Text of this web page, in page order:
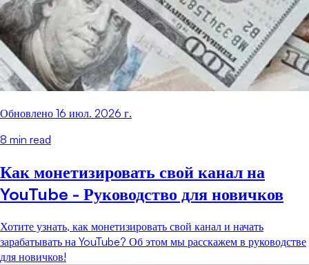
Обновлено 16 июл. 2026 г.
8 min read
Как монетизировать свой канал на
YouTube - Руководство для новичков
Хотите узнать, как монетизировать свой канал и начать
зарабатывать на YouTube? Об этом мы расскажем в руководстве
для новичков!